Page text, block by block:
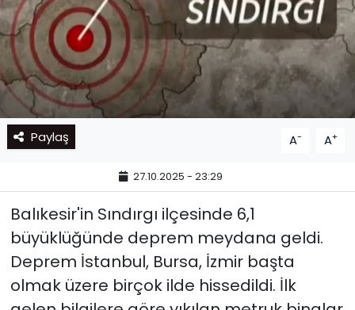
Paylaş A- A+
27.10.2025 - 23:29
Balıkesir'in Sındırgı ilçesinde 6,1
büyüklüğünde deprem meydana geldi.
Deprem İstanbul, Bursa, İzmir başta
olmak üzere birçok ilde hissedildi. İlk